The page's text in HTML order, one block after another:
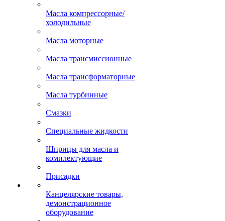
Масла компрессорные/
холодильные
Масла моторные
Масла трансмиссионные
Масла трансформаторные
Масла турбинные
Смазки
Специальные жидкости
Шприцы для масла и
комплектующие
Присадки
Канцелярские товары,
демонстрационное
оборудование